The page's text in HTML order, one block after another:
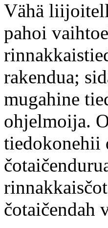
Vähä
pahoi
rakendua;
mugahine
ohjelmoija.
tiedokonehii
čotaičendah